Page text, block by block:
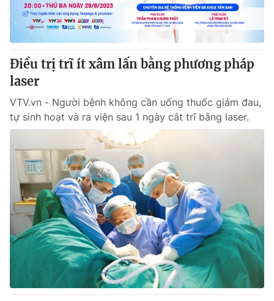
® Cấm sao chép dưới mọi hình thức nếu không có sự chấp
thuận bằng văn bản. Ghi rõ nguồn VTV.vn khi phát hành lại
thông tin từ website này.
Điều trị trĩ ít xâm lấn bằng phương pháp
laser
VTV.vn - Người bệnh không cần uống thuốc giảm đau,
tự sinh hoạt và ra viện sau 1 ngày cắt trĩ bằng laser.